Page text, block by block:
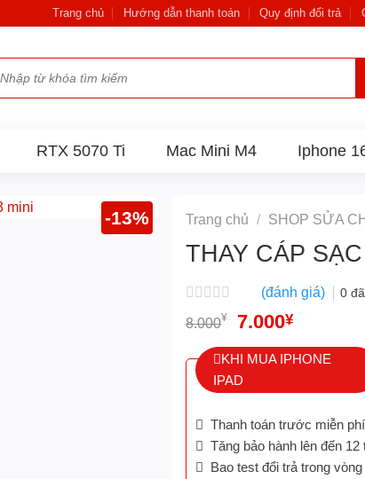
Trang chủ Hướng dẫn thanh toán Quy định đổi trả
RTX 5070 Ti Mac Mini M4 Iphone
-13% Trang chủ / SHOP SỬA
THAY CÁP
xếp
0
sao
(đánh giá) 0
8.000¥
Giá
là:
8.000¥.
7.000¥Giá
tại
là:
KHI MUA IPHONE
IPAD
Thanh toán trước miễn
Tăng bảo hành lên đến
Bao test đổi trả trong